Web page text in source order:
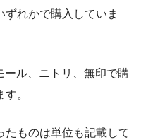
ずれかで購入していま
ール、ニトリ、無印で購
。
たものは単位も記載して